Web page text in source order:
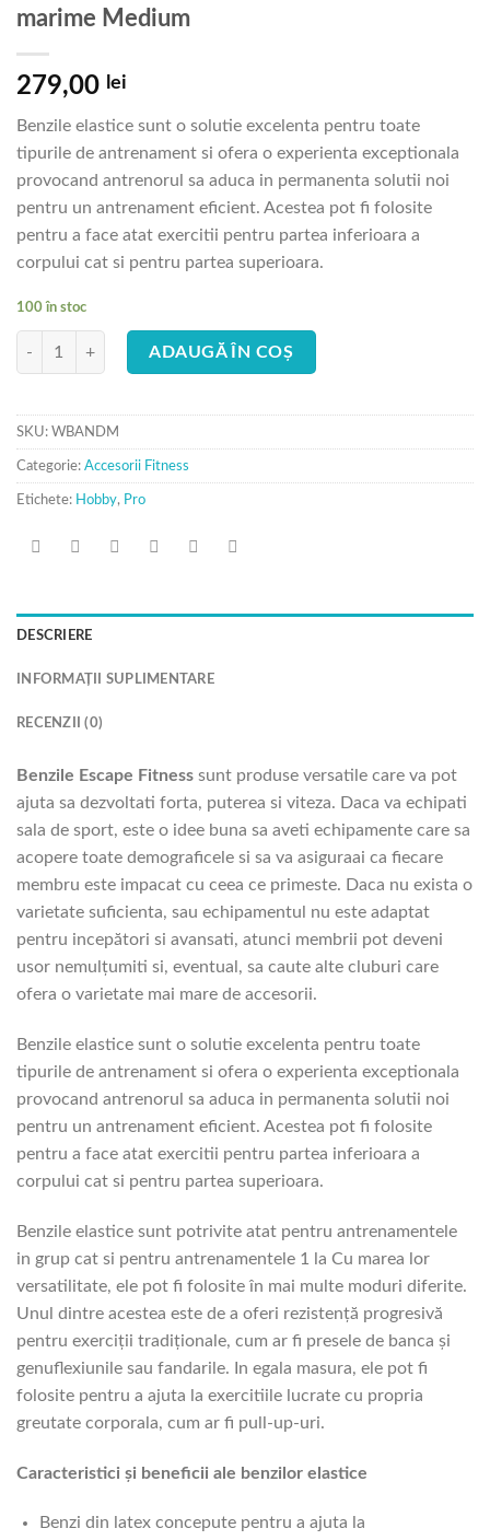
marime Medium
279,00 lei
Benzile elastice sunt o solutie excelenta pentru toate
tipurile de antrenament si ofera o experienta exceptionala
provocand antrenorul sa aduca in permanenta solutii noi
pentru un antrenament eficient. Acestea pot fi folosite
pentru a face atat exercitii pentru partea inferioara a
corpului cat si pentru partea superioara.
100 în stoc
Cantitate Banda elastica Power Band albastra marime Medium
ADAUGĂ ÎN COȘ
SKU: WBANDM
Categorie: Accesorii Fitness
Etichete: Hobby, Pro
DESCRIERE
INFORMAȚII SUPLIMENTARE
RECENZII (0)
Benzile Escape Fitness sunt produse versatile care va pot
ajuta sa dezvoltati forta, puterea si viteza. Daca va echipati
sala de sport, este o idee buna sa aveti echipamente care sa
acopere toate demograficele si sa va asiguraai ca fiecare
membru este impacat cu ceea ce primeste. Daca nu exista o
varietate suficienta, sau echipamentul nu este adaptat
pentru incepători si avansati, atunci membrii pot deveni
usor nemulțumiti si, eventual, sa caute alte cluburi care
ofera o varietate mai mare de accesorii.
Benzile elastice sunt o solutie excelenta pentru toate
tipurile de antrenament si ofera o experienta exceptionala
provocand antrenorul sa aduca in permanenta solutii noi
pentru un antrenament eficient. Acestea pot fi folosite
pentru a face atat exercitii pentru partea inferioara a
corpului cat si pentru partea superioara.
Benzile elastice sunt potrivite atat pentru antrenamentele
in grup cat si pentru antrenamentele 1 la Cu marea lor
versatilitate, ele pot fi folosite în mai multe moduri diferite.
Unul dintre acestea este de a oferi rezistență progresivă
pentru exerciții tradiționale, cum ar fi presele de banca și
genuflexiunile sau fandarile. In egala masura, ele pot fi
folosite pentru a ajuta la exercitiile lucrate cu propria
greutate corporala, cum ar fi pull-up-uri.
Caracteristici și beneficii ale benzilor elastice
Benzi din latex concepute pentru a ajuta la